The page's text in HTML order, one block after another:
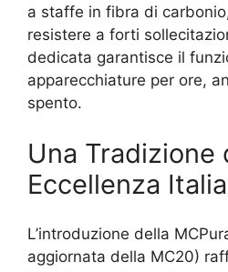
a staffe in fibra di
resistere a forti
dedicata garantisce il
apparecchiature per ore,
spento.
Una Tradizione
Eccellenza
L’introduzione della
aggiornata della MC20)